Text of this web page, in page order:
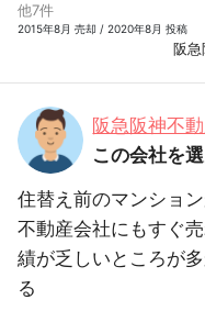
他7件
2015年8月 売却 / 2020年8月 投稿
阪急
阪急阪神不
この会社を
住替え前のマンショ
不動産会社にもすぐ
績が乏しいところが
る